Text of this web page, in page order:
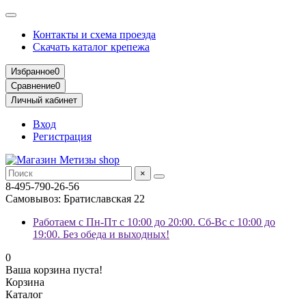
Контакты и схема проезда
Скачать каталог крепежа
Избранное0
Сравнение0
Личный кабинет
Вход
Регистрация
×
8-495-790-26-56
Самовывоз: Братиславская 22
Работаем с Пн-Пт с 10:00 до 20:00. Сб-Вс с 10:00 до
19:00. Без обеда и выходных!
0
Ваша корзина пуста!
Корзина
Каталог